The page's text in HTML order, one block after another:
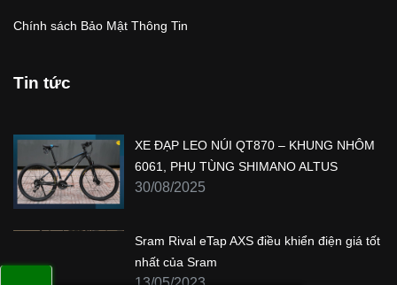
Chính sách Bảo Mật Thông Tin
Tin tức
XE ĐẠP LEO NÚI QT870 – KHUNG NHÔM
6061, PHỤ TÙNG SHIMANO ALTUS
30/08/2025
Sram Rival eTap AXS điều khiển điện giá tốt
nhất của Sram